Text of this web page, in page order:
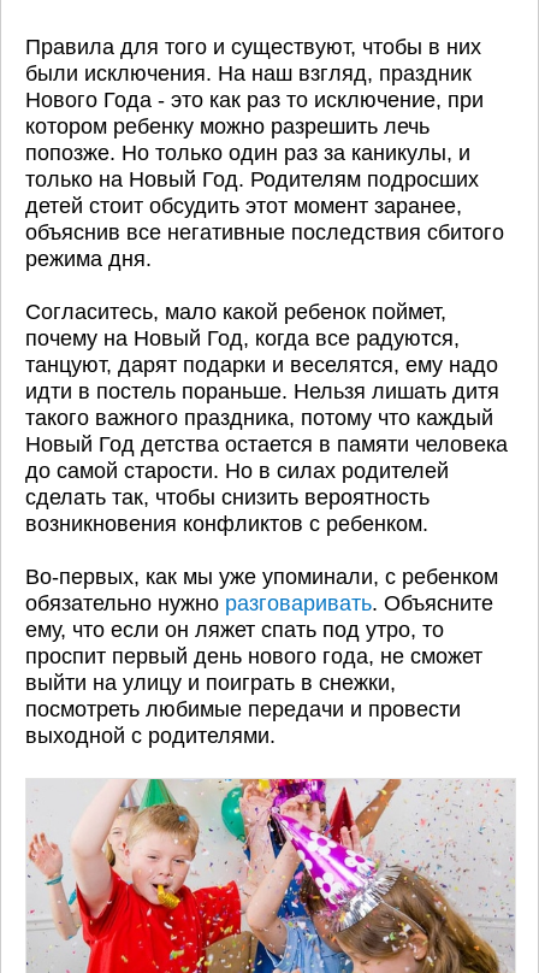
Правила для того и существуют, чтобы в них
были исключения. На наш взгляд, праздник
Нового Года - это как раз то исключение, при
котором ребенку можно разрешить лечь
попозже. Но только один раз за каникулы, и
только на Новый Год. Родителям подросших
детей стоит обсудить этот момент заранее,
объяснив все негативные последствия сбитого
режима дня.
Согласитесь, мало какой ребенок поймет,
почему на Новый Год, когда все радуются,
танцуют, дарят подарки и веселятся, ему надо
идти в постель пораньше. Нельзя лишать дитя
такого важного праздника, потому что каждый
Новый Год детства остается в памяти человека
до самой старости. Но в силах родителей
сделать так, чтобы снизить вероятность
возникновения конфликтов с ребенком.
Во-первых, как мы уже упоминали, с ребенком
обязательно нужно разговаривать. Объясните
ему, что если он ляжет спать под утро, то
проспит первый день нового года, не сможет
выйти на улицу и поиграть в снежки,
посмотреть любимые передачи и провести
выходной с родителями.